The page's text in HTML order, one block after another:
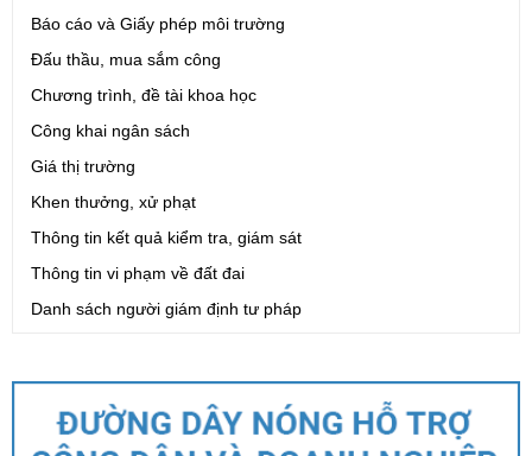
Báo cáo và Giấy phép môi trường
Đấu thầu, mua sắm công
Chương trình, đề tài khoa học
Công khai ngân sách
Giá thị trường
Khen thưởng, xử phạt
Thông tin kết quả kiểm tra, giám sát
Thông tin vi phạm về đất đai
Danh sách người giám định tư pháp